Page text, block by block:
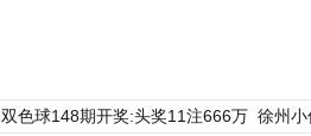
双色球148期开奖:头奖11注666万 徐州